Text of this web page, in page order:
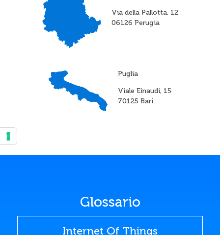
Via della Pallotta, 12
06126 Perugia
Puglia
Viale Einaudi, 15
70125 Bari
Glossario
Internet Of Things